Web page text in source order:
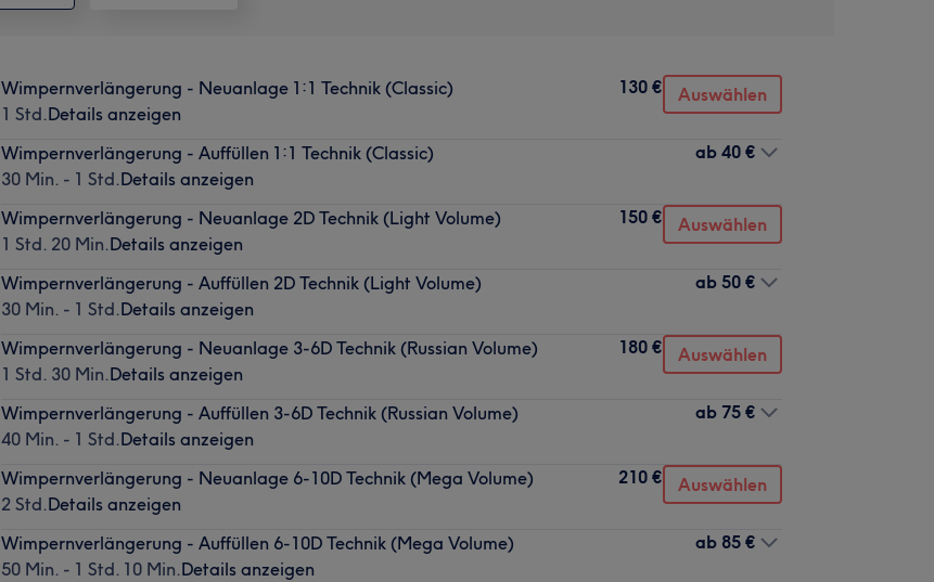
Wimpernverlängerung - Neuanlage 1:1 Technik (Classic)
1 Std.Details anzeigen
130 € Auswählen
Wimpernverlängerung - Auffüllen 1:1 Technik (Classic)
30 Min. - 1 Std.Details anzeigen
ab 40 €
Wimpernverlängerung - Neuanlage 2D Technik (Light Volume)
1 Std. 20 Min.Details anzeigen
150 € Auswählen
Wimpernverlängerung - Auffüllen 2D Technik (Light Volume)
30 Min. - 1 Std.Details anzeigen
ab 50 €
Wimpernverlängerung - Neuanlage 3-6D Technik (Russian Volume)
1 Std. 30 Min.Details anzeigen
180 € Auswählen
Wimpernverlängerung - Auffüllen 3-6D Technik (Russian Volume)
40 Min. - 1 Std.Details anzeigen
ab 75 €
Wimpernverlängerung - Neuanlage 6-10D Technik (Mega Volume)
2 Std.Details anzeigen
210 € Auswählen
Wimpernverlängerung - Auffüllen 6-10D Technik (Mega Volume)
50 Min. - 1 Std. 10 Min.Details anzeigen
ab 85 €